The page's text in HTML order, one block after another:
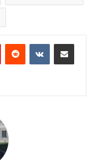
PinterestReddit VK Compartilhar via e-mail